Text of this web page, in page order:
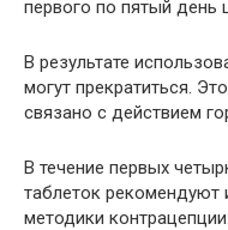
первого по пятый день
В результате
могут прекратиться.
связано с действием
В течение первых
таблеток рекомендуют
методики контрацепции.